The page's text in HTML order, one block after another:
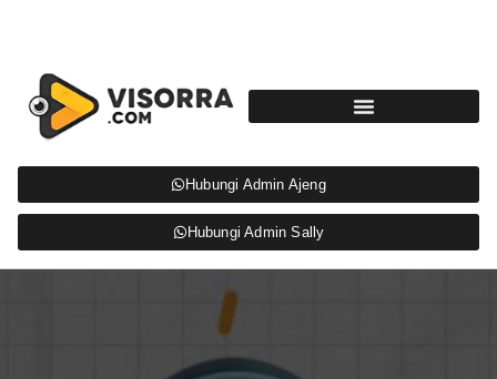
Hubungi Admin Ajeng
Hubungi Admin Sally